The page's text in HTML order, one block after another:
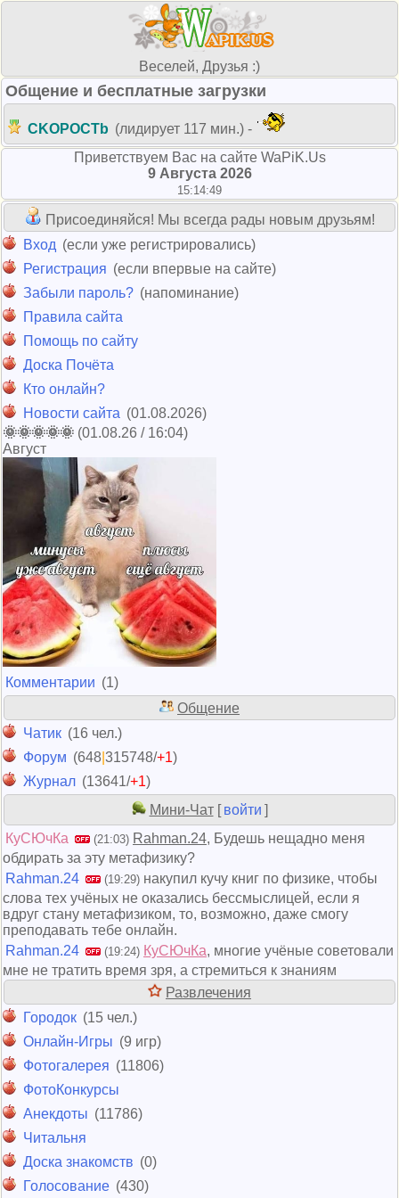
Веселей, Друзья :)
Общение и бесплатные загрузки
CKOPOCTb (лидирует 117 мин.) -
Приветствуем Вас на сайте WaPiK.Us
9 Августа 2026
15:14:49
Присоединяйся! Мы всегда рады новым друзьям!
Вход (если уже регистрировались)
Регистрация (если впервые на сайте)
Забыли пароль? (напоминание)
Правила сайта
Помощь по сайту
Доска Почёта
Кто онлайн?
Новости сайта (01.08.2026)
🌞🌞🌞🌞🌞 (01.08.26 / 16:04)
Август
Комментарии (1)
Общение
Чатик (16 чел.)
Форум (648 315748/+1)
Журнал (13641/+1)
Мини-Чат[ войти ]
КуСЮчКа
(21:03) Rahman.24, Будешь нещадно меня
обдирать за эту метафизику?
Rahman.24
(19:29) накупил кучу книг по физике, чтобы
слова тех учёных не оказались бессмыслицей, если я
вдруг стану метафизиком, то, возможно, даже смогу
преподавать тебе онлайн.
Rahman.24
(19:24) КуСЮчКа, многие учёные советовали
мне не тратить время зря, а стремиться к знаниям
Развлечения
Городок (15 чел.)
Онлайн-Игры (9 игр)
Фотогалерея (11806)
ФотоКонкурсы
Анекдоты (11786)
Читальня
Доска знакомств (0)
Голосование (430)